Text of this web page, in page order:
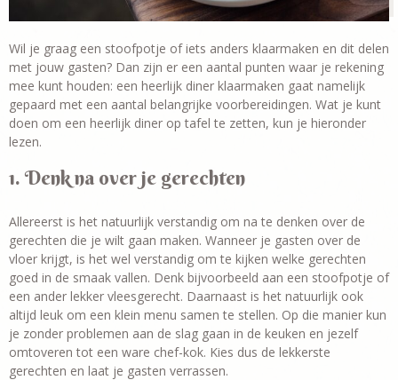
Wil je graag een stoofpotje of iets anders klaarmaken en dit delen
met jouw gasten? Dan zijn er een aantal punten waar je rekening
mee kunt houden: een heerlijk diner klaarmaken gaat namelijk
gepaard met een aantal belangrijke voorbereidingen. Wat je kunt
doen om een heerlijk diner op tafel te zetten, kun je hieronder
lezen.
1. Denk na over je gerechten
Allereerst is het natuurlijk verstandig om na te denken over de
gerechten die je wilt gaan maken. Wanneer je gasten over de
vloer krijgt, is het wel verstandig om te kijken welke gerechten
goed in de smaak vallen. Denk bijvoorbeeld aan een stoofpotje of
een ander lekker vleesgerecht. Daarnaast is het natuurlijk ook
altijd leuk om een klein menu samen te stellen. Op die manier kun
je zonder problemen aan de slag gaan in de keuken en jezelf
omtoveren tot een ware chef-kok. Kies dus de lekkerste
gerechten en laat je gasten verrassen.